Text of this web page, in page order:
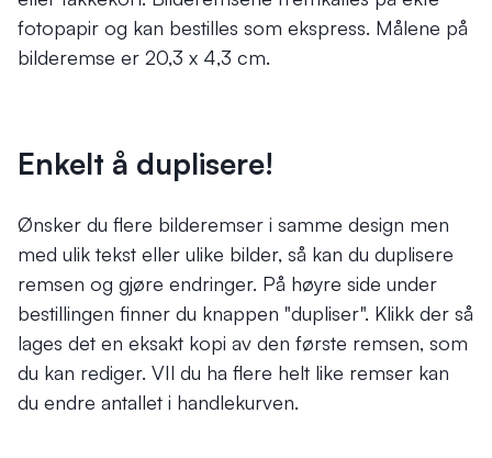
fotopapir og kan bestilles som ekspress. Målene på
bilderemse er 20,3 x 4,3 cm.
Enkelt å duplisere!
Ønsker du flere bilderemser i samme design men
med ulik tekst eller ulike bilder, så kan du duplisere
remsen og gjøre endringer. På høyre side under
bestillingen finner du knappen "dupliser". Klikk der så
lages det en eksakt kopi av den første remsen, som
du kan rediger. VIl du ha flere helt like remser kan
du endre antallet i handlekurven.